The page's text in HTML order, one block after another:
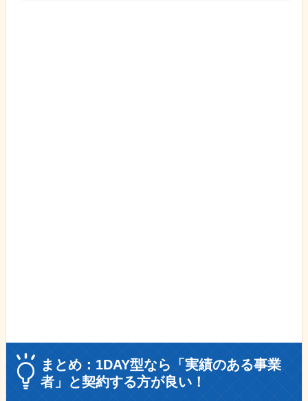
まとめ：1DAY型なら「実績のある事業
者」と契約する方が良い！